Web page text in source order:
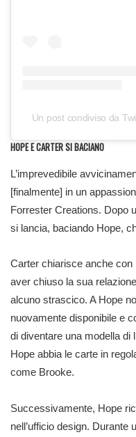
Un post condiviso da
HOPE E CARTER SI BACIANO
L’imprevedibile
[finalmente] in un
Forrester Creations. Dopo
si lancia, baciando Hope,
Carter chiarisce anche
aver chiuso la sua
alcuno strascico. A Hope
nuovamente disponibile e
di diventare una modella di
Hope abbia le carte in
come Brooke.
Successivamente, Hope
nell’ufficio design. Durante